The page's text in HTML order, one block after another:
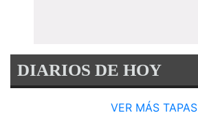
DIARIOS DE HOY
VER MÁS TAPAS